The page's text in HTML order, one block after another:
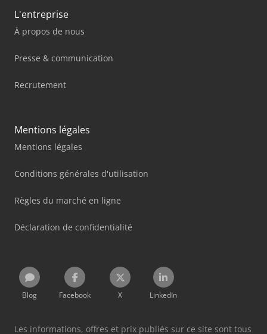
L'entreprise
À propos de nous
Presse & communication
Recrutement
Mentions légales
Mentions légales
Conditions générales d'utilisation
Règles du marché en ligne
Déclaration de confidentialité
Blog Facebook X LinkedIn
Les informations, offres et prix publiés sur ce site sont tous